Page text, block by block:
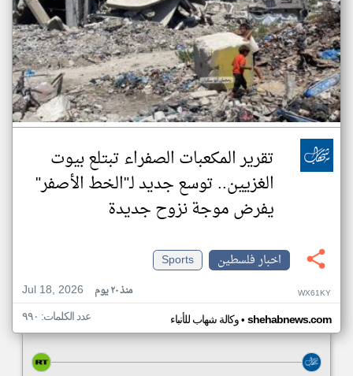
تقرير المكعبات الصفراء تبتلع بيوت
الغزيين.. توسع جديد لـ"الخط الأصفر"
يفرض موجة نزوح جديدة
اخبار فلسطين
Sports
Jul 18, 2026
منذ ٢٠ يوم WX61KY
وكالة شهاب للأنباء• shehabnews.com عدد الكلمات: ٩٩٠